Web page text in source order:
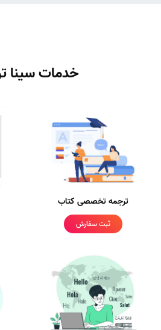
خدمات سینا
ترجمه تخصصی کتاب
ثبت سفارش